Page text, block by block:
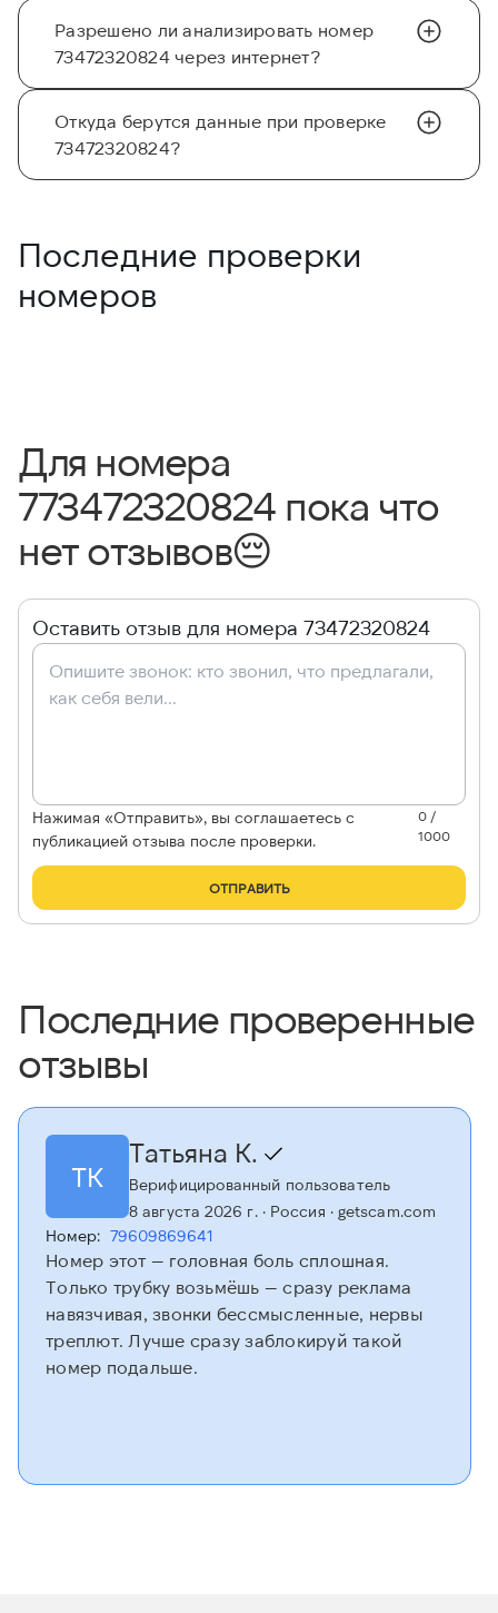
Разрешено ли анализировать номер
73472320824 через интернет?
Откуда берутся данные при проверке
73472320824?
Последние проверки
номеров
Для номера
773472320824 пока что
нет отзывов😔
Оставить отзыв для номера 73472320824
Нажимая «Отправить», вы соглашаетесь с
публикацией отзыва после проверки.
0 /
1000
ОТПРАВИТЬ
Последние проверенные
отзывы
ТК
Татьяна К.
Верифицированный пользователь
8 августа 2026 г.· Россия · getscam.com
Номер: 79609869641
Номер этот — головная боль сплошная.
Только трубку возьмёшь — сразу реклама
навязчивая, звонки бессмысленные, нервы
треплют. Лучше сразу заблокируй такой
номер подальше.